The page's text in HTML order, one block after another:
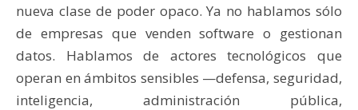
nueva clase de poder opaco. Ya no hablamos sólo
de empresas que venden software o gestionan
datos. Hablamos de actores tecnológicos que
operan en ámbitos sensibles —defensa, seguridad,
inteligencia, administración pública,